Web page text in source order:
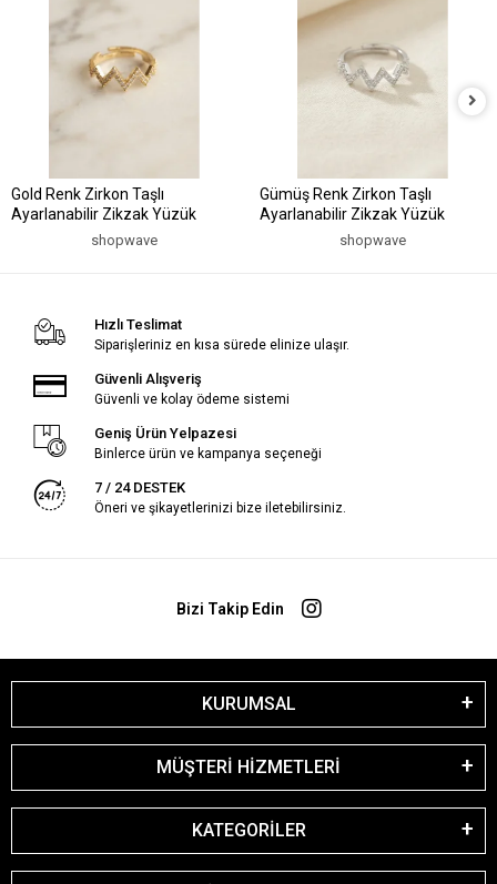
Gold Renk Zirkon Taşlı
Ayarlanabilir Zikzak Yüzük
shopwave
Gümüş Renk Zirkon Taşlı
Ayarlanabilir Zikzak Yüzük
shopwave
Hızlı Teslimat
Siparişleriniz en kısa sürede elinize ulaşır.
Güvenli Alışveriş
Güvenli ve kolay ödeme sistemi
Geniş Ürün Yelpazesi
Binlerce ürün ve kampanya seçeneği
7 / 24 DESTEK
Öneri ve şikayetlerinizi bize iletebilirsiniz.
Bizi Takip Edin
KURUMSAL
MÜŞTERİ HİZMETLERİ
KATEGORİLER